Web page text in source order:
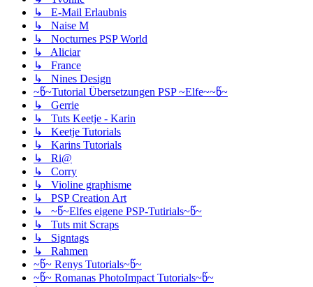
↳ E-Mail Erlaubnis
↳ Naise M
↳ Nocturnes PSP World
↳ Aliciar
↳ France
↳ Nines Design
~წ~Tutorial Übersetzungen PSP ~Elfe~~წ~
↳ Gerrie
↳ Tuts Keetje - Karin
↳ Keetje Tutorials
↳ Karins Tutorials
↳ Ri@
↳ Corry
↳ Violine graphisme
↳ PSP Creation Art
↳ ~წ~Elfes eigene PSP-Tutirials~წ~
↳ Tuts mit Scraps
↳ Signtags
↳ Rahmen
~წ~ Renys Tutorials~წ~
~წ~ Romanas PhotoImpact Tutorials~წ~